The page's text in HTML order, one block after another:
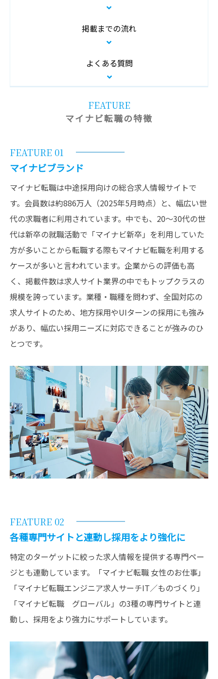
掲載までの流れ
よくある質問
FEATURE
マイナビ転職の特徴
FEATURE 01
マイナビブランド
マイナビ転職は中途採用向けの総合求人情報サイトで
す。会員数は約886万人（2025年5月時点）と、幅広い世
代の求職者に利用されています。中でも、20～30代の世
代は新卒の就職活動で「マイナビ新卒」を利用していた
方が多いことから転職する際もマイナビ転職を利用する
ケースが多いと言われています。企業からの評価も高
く、掲載件数は求人サイト業界の中でもトップクラスの
規模を誇っています。業種・職種を問わず、全国対応の
求人サイトのため、地方採用やUIターンの採用にも強み
があり、幅広い採用ニーズに対応できることが強みのひ
とつです。
FEATURE 02
各種専門サイトと連動し採用をより強化に
特定のターゲットに絞った求人情報を提供する専門ペー
ジとも連動しています。「マイナビ転職 女性のお仕事」
「マイナビ転職エンジニア求人サーチIT／ものづくり」
「マイナビ転職 グローバル」の3種の専門サイトと連
動し、採用をより強力にサポートしています。